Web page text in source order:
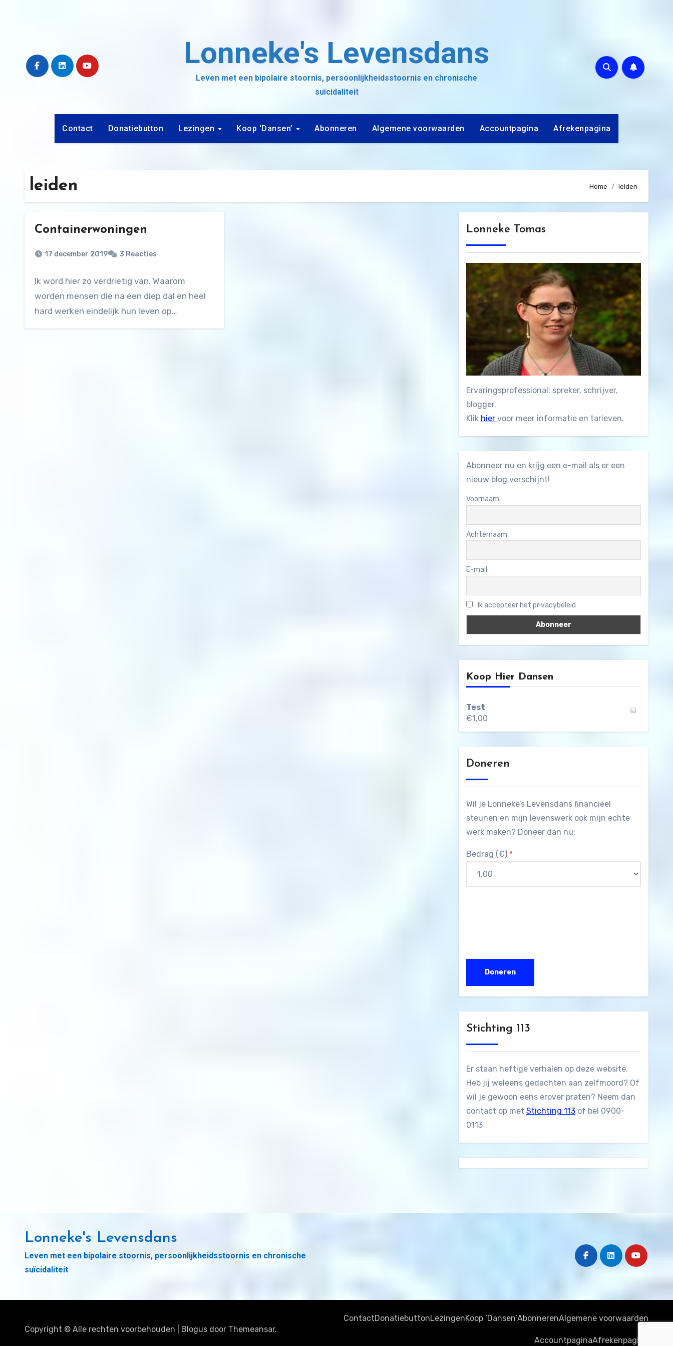
Lonneke's Levensdans
Leven met een bipolaire stoornis, persoonlijkheidsstoornis en chronische
suïcidaliteit
Contact Donatiebutton Lezingen Koop ‘Dansen’ Abonneren Algemene voorwaarden Accountpagina Afrekenpagina
leiden Home leiden
Containerwoningen
17 december 2019 3 Reacties
Ik word hier zo verdrietig van. Waarom
worden mensen die na een diep dal en heel
hard werken eindelijk hun leven op…
Lonneke Tomas
Ervaringsprofessional: spreker, schrijver,
blogger.
Klik hier voor meer informatie en tarieven.
Abonneer nu en krijg een e-mail als er een
nieuw blog verschijnt!
Voornaam
Achternaam
E-mail
Ik accepteer het privacybeleid
Koop Hier Dansen
Test
€1,00
Doneren
Wil je Lonneke’s Levensdans financieel
steunen en mijn levenswerk ook mijn echte
werk maken? Doneer dan nu:
Bedrag (€) *
Stichting 113
Er staan heftige verhalen op deze website.
Heb jij weleens gedachten aan zelfmoord? Of
wil je gewoon eens erover praten? Neem dan
contact op met Stichting 113of bel 0900-
0113
Lonneke's Levensdans
Leven met een bipolaire stoornis, persoonlijkheidsstoornis en chronische
suïcidaliteit
Copyright © Alle rechten voorbehouden Blogus door Themeansar.
ContactDonatiebuttonLezingenKoop ‘Dansen’AbonnerenAlgemene voorwaarden
AccountpaginaAfrekenpagina